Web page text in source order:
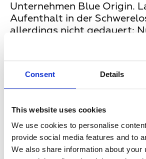
Consent Details
This website uses cookies
We use cookies to personalise
provide social media features and to
We also share information about your
Unternehmen Blue Origin.
Aufenthalt in der
allerdings nicht gedauert:
Kilometern Höhe, die
und Raumfahrtbereich
Filmcrew 12 Tage an